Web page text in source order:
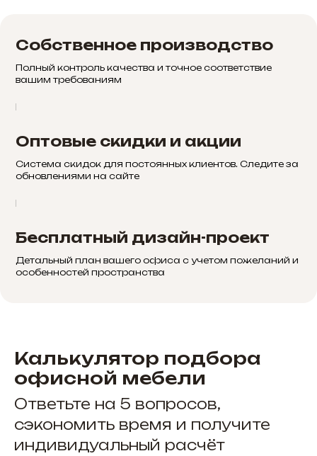
Собственное производство
Полный контроль качества и точное соответствие
вашим требованиям
Оптовые скидки и акции
Система скидок для постоянных клиентов. Следите за
обновлениями на сайте
Бесплатный дизайн-проект
Детальный план вашего офиса с учетом пожеланий и
особенностей пространства
Калькулятор подбора
офисной мебели
Ответьте на 5 вопросов,
сэкономить время и получите
индивидуальный расчёт